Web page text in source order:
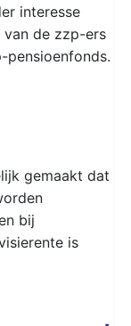
interesse
van de zzp-ers
pensioenfonds.
gemaakt dat
bij
is